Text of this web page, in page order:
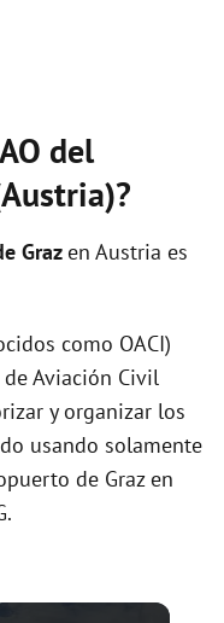
del
Grazen Austria es
como OACI)
Aviación Civil
y organizar los
usando solamente
de Graz en